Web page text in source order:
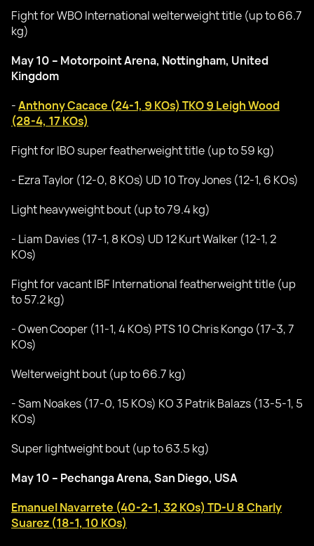
Fight for WBO International welterweight title (up to 66.7
kg)
May 10 – Motorpoint Arena, Nottingham, United
Kingdom
-Anthony Cacace (24-1, 9 KOs) TKO 9 Leigh Wood
(28-4, 17 KOs)
Fight for IBO super featherweight title (up to 59 kg)
- Ezra Taylor (12-0, 8 KOs) UD 10 Troy Jones (12-1, 6 KOs)
Light heavyweight bout (up to 79.4 kg)
- Liam Davies (17-1, 8 KOs) UD 12 Kurt Walker (12-1, 2
KOs)
Fight for vacant IBF International featherweight title (up
to 57.2 kg)
- Owen Cooper (11-1, 4 KOs) PTS 10 Chris Kongo (17-3, 7
KOs)
Welterweight bout (up to 66.7 kg)
- Sam Noakes (17-0, 15 KOs) KO 3 Patrik Balazs (13-5-1, 5
KOs)
Super lightweight bout (up to 63.5 kg)
May 10 – Pechanga Arena, San Diego, USA
Emanuel Navarrete (40-2-1, 32 KOs) TD-U 8 Charly
Suarez (18-1, 10 KOs)